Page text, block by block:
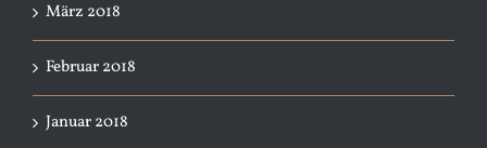
März 2018
Februar 2018
Januar 2018